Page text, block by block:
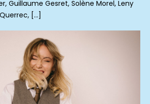
Guillaume Gesret, Solène Morel, Leny
[…]